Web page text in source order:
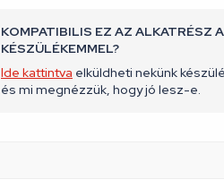
KOMPATIBILIS EZ AZ ALKATRÉSZ A
KÉSZÜLÉKEMMEL?
Ide kattintva elküldheti nekünk
és mi megnézzük, hogy jó lesz-e.